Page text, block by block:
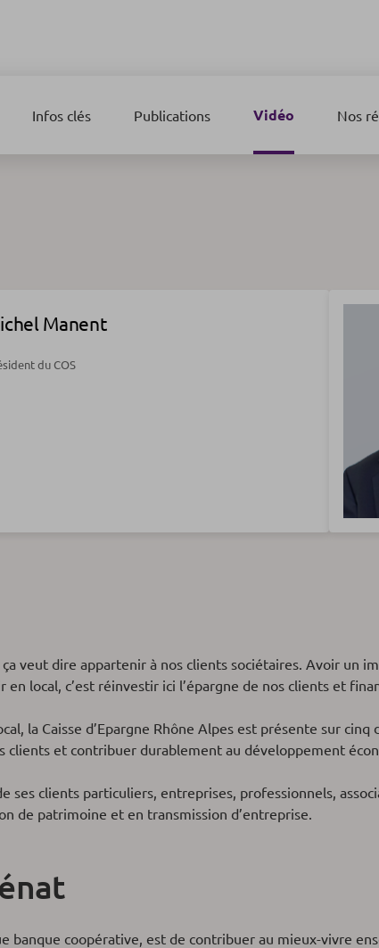
Infos clés Publications Vidéo Nos
Manent
du COS
veut dire appartenir à nos clients sociétaires. Avoir un
local, c’est réinvestir ici l’épargne de nos clients et
la Caisse d’Epargne Rhône Alpes est présente sur
clients et contribuer durablement au développement
ses clients particuliers, entreprises, professionnels,
de patrimoine et en transmission d’entreprise.
banque coopérative, est de contribuer au mieux-vivre